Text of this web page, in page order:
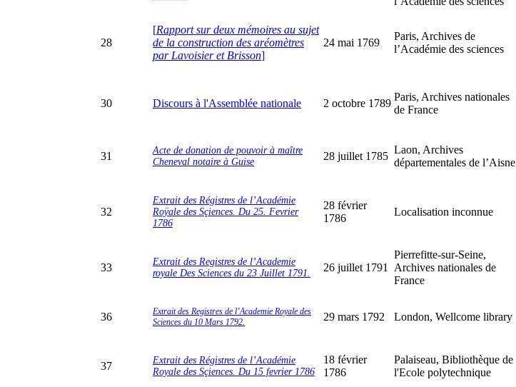
28
[Rapport sur deux mémoires au sujet
de la construction des aréomètres
par Lavoisier et Brisson]
24 mai 1769
Paris, Archives de
l’Académie des sciences
30 Discours à l'Assemblée nationale 2 octobre 1789
Paris, Archives nationales
de France
31
Acte de donation de pouvoir à maître
Cheneval notaire à Guise
28 juillet 1785
Laon, Archives
départementales de l’Aisne
32
Extrait des Régistres de l’Académie
Roÿale des Sçiences. Du 25. Fevrier
1786
28 février
1786
Localisation inconnue
33
Extrait des Registres de l’Academie
royale Des Sciences du 23 Juillet 1791.
26 juillet 1791
Pierrefitte-sur-Seine,
Archives nationales de
France
36
Extrait des Registres de l’Academie Royale des
Sciences du 10 Mars 1792.
29 mars 1792 London, Wellcome library
37
Extrait des Régistres de l’Académie
Royale des Sçiences. Du 15 fevrier 1786
18 février
1786
Palaiseau, Bibliothèque de
l'Ecole polytechnique